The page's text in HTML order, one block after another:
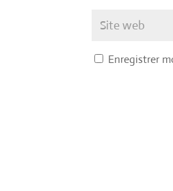
Enregistrer